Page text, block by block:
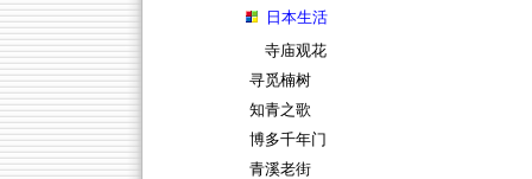
日本生活
寺庙观花
寻觅楠树
知青之歌
博多千年门
青溪老街